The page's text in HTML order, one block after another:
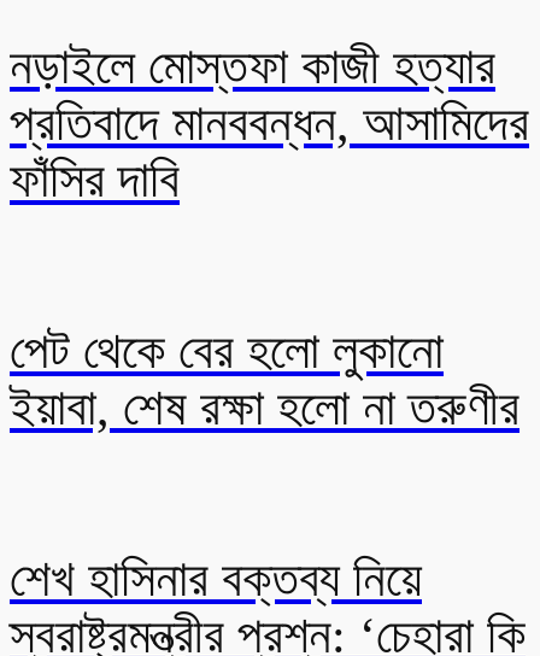
নড়াইলে মোস্তফা কাজী হত্যার
প্রতিবাদে মানববন্ধন, আসামিদের
ফাঁসির দাবি
পেট থেকে বের হলো লুকানো
ইয়াবা, শেষ রক্ষা হলো না তরুণীর
শেখ হাসিনার বক্তব্য নিয়ে
স্বরাষ্ট্রমন্ত্রীর প্রশ্ন: ‘চেহারা কি